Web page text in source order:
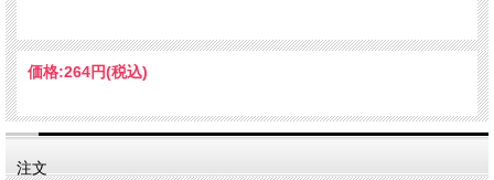
価格:264円(税込)
注文